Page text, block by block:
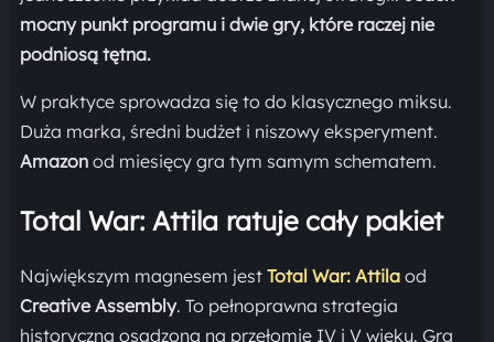
mocny punkt programu i dwie gry, które raczej nie
podniosą tętna.
W praktyce sprowadza się to do klasycznego miksu.
Duża marka, średni budżet i niszowy eksperyment.
Amazon od miesięcy gra tym samym schematem.
Total War: Attila ratuje cały pakiet
Największym magnesem jest Total War: Attilaod
Creative Assembly. To pełnoprawna strategia
historyczna osadzona na przełomie IV i V wieku. Gra